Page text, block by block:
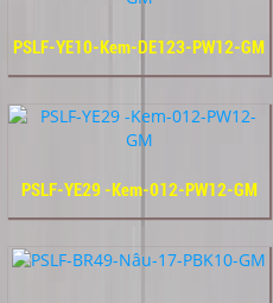
PSLF-YE10-Kem-DE123-PW12-GM
PSLF-YE29 -Kem-012-PW12-GM